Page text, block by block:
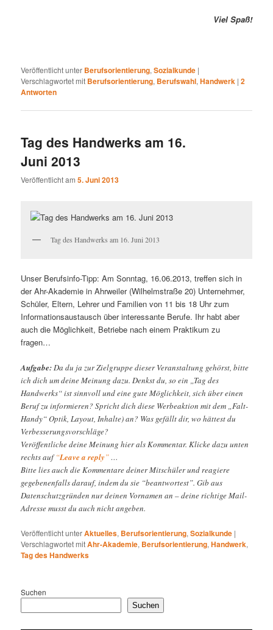
Viel Spaß!
Veröffentlicht unter Berufsorientierung,Sozialkunde |
Verschlagwortet mit Berufsorientierung, Berufswahl,Handwerk |2
Antworten
Tag des Handwerks am 16.
Juni 2013
Veröffentlicht am5. Juni 2013
Tag des Handwerks am 16. Juni 2013
Unser Berufsinfo-Tipp: Am Sonntag, 16.06.2013, treffen sich in
der Ahr-Akademie in Ahrweiler (Wilhelmstraße 20) Unternehmer,
Schüler, Eltern, Lehrer und Familien von 11 bis 18 Uhr zum
Informationsaustausch über interessante Berufe. Ihr habt aber
auch die Möglichkeit, Betriebe nach einem Praktikum zu
fragen…
Aufgabe:Da du ja zur Zielgruppe dieser Veranstaltung gehörst, bitte
ich dich um deine Meinung dazu. Denkst du, so ein „Tag des
Handwerks“ ist sinnvoll und eine gute Möglichkeit, sich über einen
Beruf zu informieren? Spricht dich diese Werbeaktion mit dem „Falt-
Handy“ Optik, Layout, Inhalte) an? Was gefällt dir, wo hättest du
Verbesserungsvorschläge?
Veröffentliche deine Meinung hier als Kommentar. Klicke dazu unten
rechts auf“Leave a reply”…
Bitte lies auch die Kommentare deiner Mitschüler und reagiere
gegebenenfalls darauf, indem du sie “beantwortest”. Gib aus
Datenschutzgründen nur deinen Vornamen an – deine richtige Mail-
Adresse musst du auch nicht angeben.
Veröffentlicht unterAktuelles, Berufsorientierung,Sozialkunde |
Verschlagwortet mitAhr-Akademie, Berufsorientierung,Handwerk,
Tag des Handwerks
Suchen
Suchen